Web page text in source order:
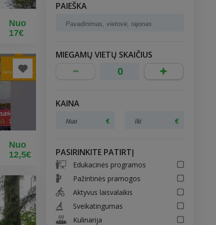
Nuo
17€
Nuo
12,5€
PAIEŠKA
MIEGAMŲ VIETŲ SKAIČIUS
KAINA
PASIRINKITE PATIRTĮ
Edukacinės programos
Pažintinės pramogos
Aktyvus laisvalaikis
Sveikatingumas
Kulinarija